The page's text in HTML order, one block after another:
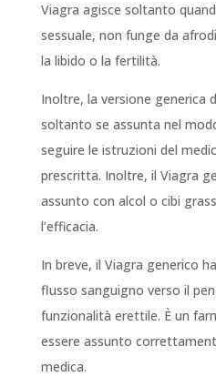
Viagra agisce soltanto
sessuale, non funge da
la libido o la fertilità.
Inoltre, la versione generica
soltanto se assunta nel
seguire le istruzioni del
prescritta. Inoltre, il Viagra
assunto con alcol o cibi
l’efficacia.
In breve, il Viagra generico
flusso sanguigno verso il
funzionalità erettile. È un
essere assunto
medica.